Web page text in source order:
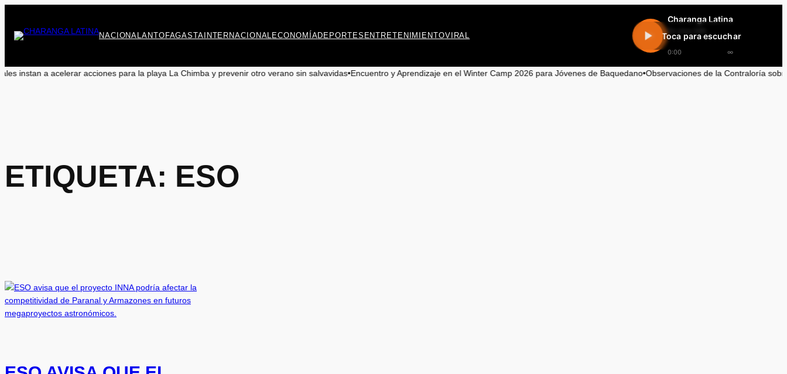
contenido
NACIONALANTOFAGASTA INTERNACIONAL ECONOMÍADEPORTES ENTRETENIMIENTOVIRAL
Charanga Latina
En vivo 24h
0:00 ∞
Toca para escuchar
acciones para la playa La Chimba y prevenir otro verano sin salvavidas•Encuentro y Aprendizaje en el Winter Camp 2026 para Jóvenes de Baquedano•Observaciones de la Contraloría sobre
ETIQUETA: ESO